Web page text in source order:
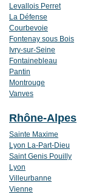
Levallois Perret
La Défense
Courbevoie
Fontenay sous Bois
Ivry-sur-Seine
Fontainebleau
Pantin
Montrouge
Vanves
Rhône-Alpes
Sainte Maxime
Lyon La-Part-Dieu
Saint Genis Pouilly
Lyon
Villeurbanne
Vienne